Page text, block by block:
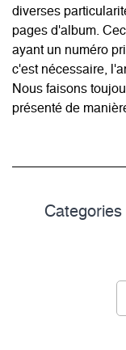
diverses
pages d'album.
ayant un numéro
c'est nécessaire,
Nous faisons
présenté de